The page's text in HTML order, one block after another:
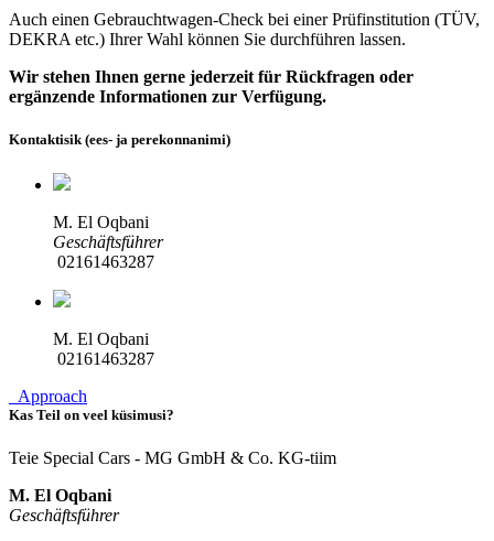
Auch einen Gebrauchtwagen-Check bei einer Prüfinstitution (TÜV,
DEKRA etc.) Ihrer Wahl können Sie durchführen lassen.
Wir stehen Ihnen gerne jederzeit für Rückfragen oder
ergänzende Informationen zur Verfügung.
Kontaktisik (ees- ja perekonnanimi)
M. El Oqbani
Geschäftsführer
02161463287
M. El Oqbani
02161463287
Approach
Kas Teil on veel küsimusi?
Teie Special Cars - MG GmbH & Co. KG-tiim
M. El Oqbani
Geschäftsführer